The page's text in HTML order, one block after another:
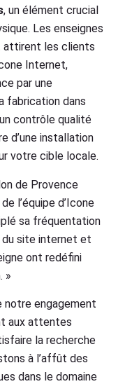
, un élément crucial
Les enseignes
attirent les clients
Internet,
par une
fabrication dans
contrôle qualité
d’une installation
votre cible locale.
de Provence
l’équipe d’Icone
sa fréquentation
du site internet et
ont redéfini
»
notre engagement
aux attentes
la recherche
à l’affût des
dans le domaine